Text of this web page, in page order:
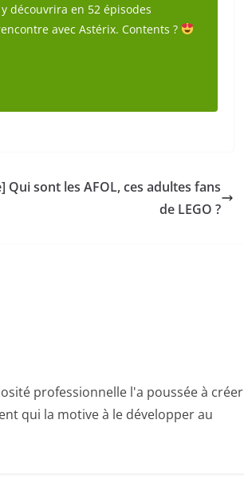
découvrira en 52 épisodes
avec Astérix. Contents ?
Qui sont les AFOL, ces adultes fans
de LEGO ?
professionnelle l'a poussée à créer
qui la motive à le développer au